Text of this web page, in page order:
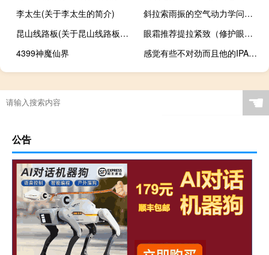
李太生(关于李太生的简介)
斜拉索雨振的空气动力学问题(关于斜拉索雨振的空气动力学问题的简介)
昆山线路板(关于昆山线路板的简介)
眼霜推荐提拉紧致（修护眼霜怎么用）
4399神魔仙界
感觉有些不对劲而且他的IPAD上还有PLENTYOFFISH应用程序帮助
☚
公告